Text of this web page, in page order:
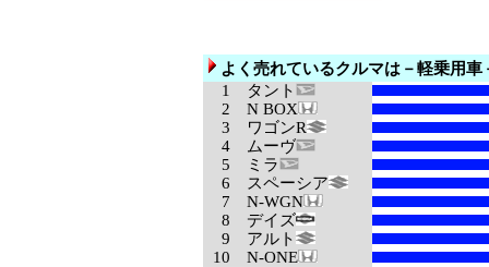
よく売れているクルマは－軽乗用車
1
タント
2 N BOX
3 ワゴンR
4 ムーヴ
5 ミラ
6 スペーシア
7 N-WGN
8 デイズ
9 アルト
10 N-ONE